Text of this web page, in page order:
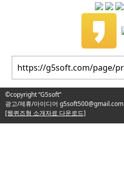
©copyright “G5soft”
광고/제휴/아이디어 g5soft500@gmail.com
[웹퀴즈형 소개자료 다운로드]